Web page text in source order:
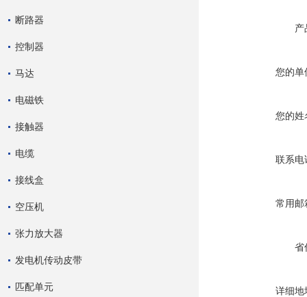
断路器
控制器
马达
电磁铁
接触器
电缆
接线盒
空压机
张力放大器
发电机传动皮带
匹配单元
产
您的单
您的姓
联系电
常用邮
省
详细地